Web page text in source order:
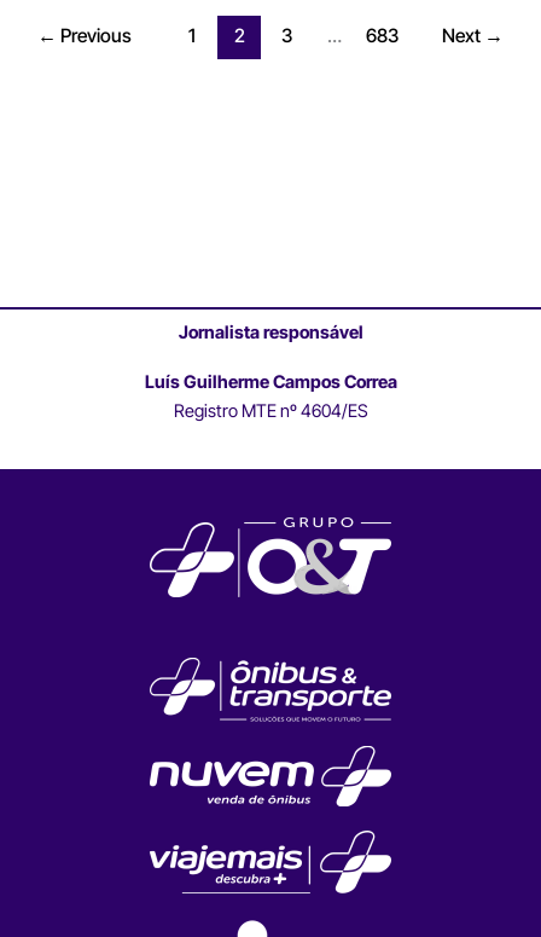
← Previous 1 2 3 … 683 Next →
Jornalista responsável
Luís Guilherme Campos Correa
Registro MTE nº 4604/ES